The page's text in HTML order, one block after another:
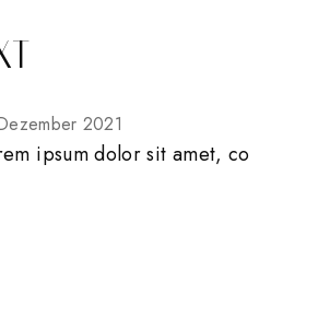
2021
ipsum dolor sit amet, co